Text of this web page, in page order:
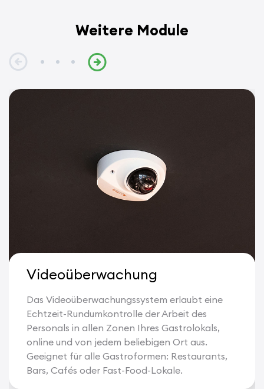
Weitere Module
Videoüberwachung
Das Videoüberwachungssystem erlaubt eine
Echtzeit-Rundumkontrolle der Arbeit des
Personals in allen Zonen Ihres Gastrolokals,
online und von jedem beliebigen Ort aus.
Geeignet für alle Gastroformen: Restaurants,
Bars, Cafés oder Fast-Food-Lokale.